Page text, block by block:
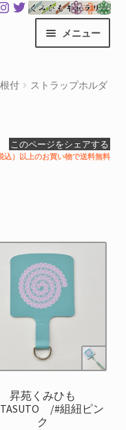
メニュー
メ
開
サ
ブ
ニ
根付
ストラップホルダ
このページをシェアする
込）以上のお買い物で送料無料
昇苑くみひも
/#組紐ピン
ク